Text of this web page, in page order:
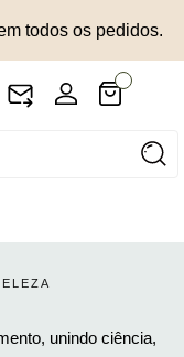
todos os pedidos.
unindo ciência,